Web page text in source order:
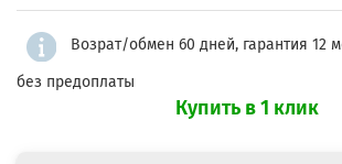
Возрат/обмен 60 дней, гарантия 12
без предоплаты
Купить в 1 клик